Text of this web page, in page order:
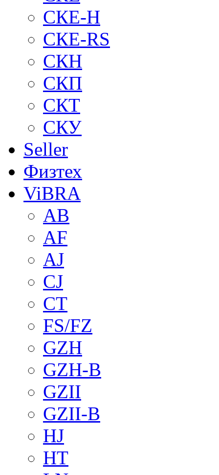
СКЕ-H
СКЕ-RS
СКН
СКП
СКТ
СКУ
Seller
Физтех
ViBRA
AB
AF
AJ
CJ
CT
FS/FZ
GZH
GZH-B
GZII
GZII-B
HJ
HT